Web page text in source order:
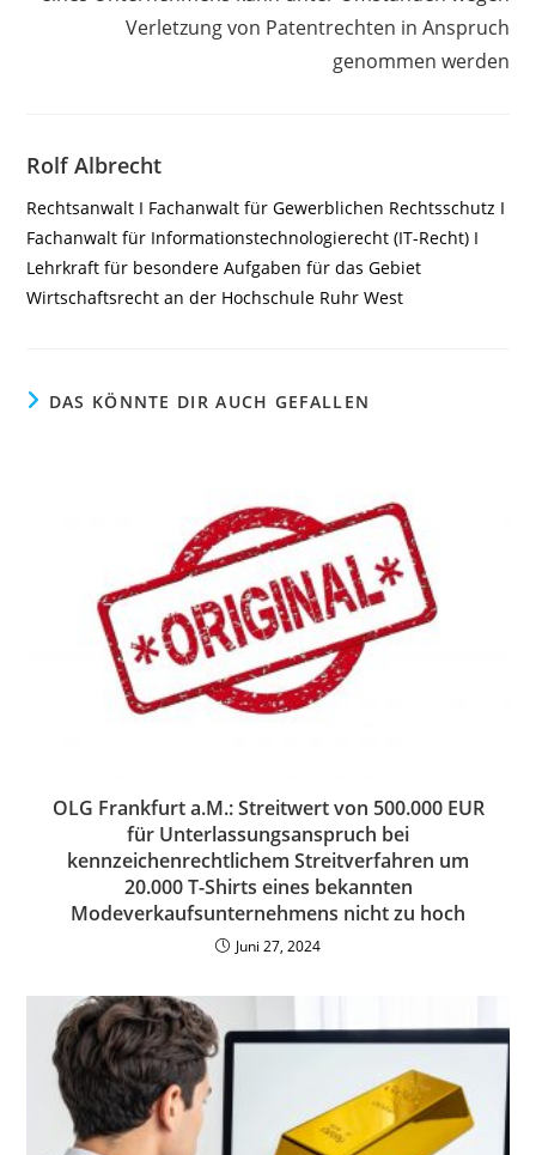
Verletzung von Patentrechten in Anspruch
genommen werden
Rolf Albrecht
Rechtsanwalt I Fachanwalt für Gewerblichen Rechtsschutz I
Fachanwalt für Informationstechnologierecht (IT-Recht) I
Lehrkraft für besondere Aufgaben für das Gebiet
Wirtschaftsrecht an der Hochschule Ruhr West
DAS KÖNNTE DIR AUCH GEFALLEN
OLG Frankfurt a.M.: Streitwert von 500.000 EUR
für Unterlassungsanspruch bei
kennzeichenrechtlichem Streitverfahren um
20.000 T-Shirts eines bekannten
Modeverkaufsunternehmens nicht zu hoch
Juni 27, 2024